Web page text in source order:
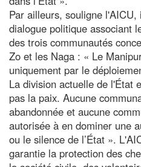
Par ailleurs, souligne
dialogue politique associant
des trois communautés
Zo et les Naga : « Le
uniquement par le
La division actuelle de l'État
pas la paix. Aucune
abandonnée et aucune
autorisée à en dominer une
ou le silence de l’État ».
garantie la protection des